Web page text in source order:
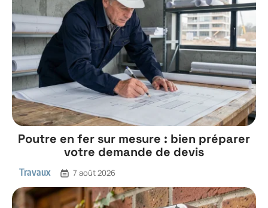
Poutre en fer sur mesure : bien préparer
votre demande de devis
Travaux 7 août 2026